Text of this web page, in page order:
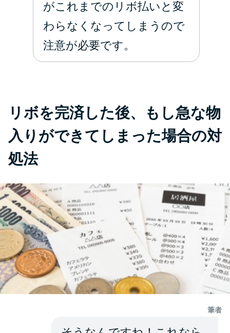
がこれまでのリボ払いと変
わらなくなってしまうので
注意が必要です。
リボを完済した後、もし急な物
入りができてしまった場合の対
処法
筆者